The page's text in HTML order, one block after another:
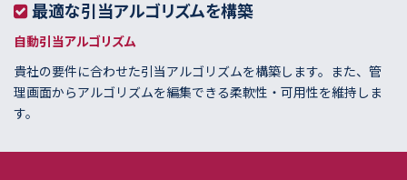
最適な引当アルゴリズムを構築
自動引当アルゴリズム
貴社の要件に合わせた引当アルゴリズムを構築します。また、管
理画面からアルゴリズムを編集できる柔軟性・可用性を維持しま
す。